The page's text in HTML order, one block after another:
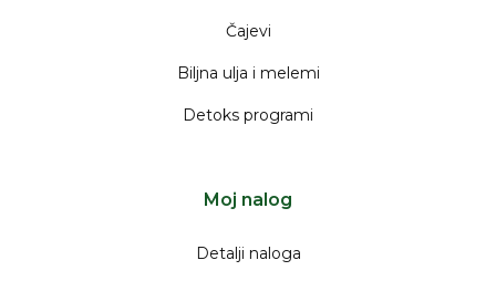
Čajevi
Biljna ulja i melemi
Detoks programi
Moj nalog
Detalji naloga